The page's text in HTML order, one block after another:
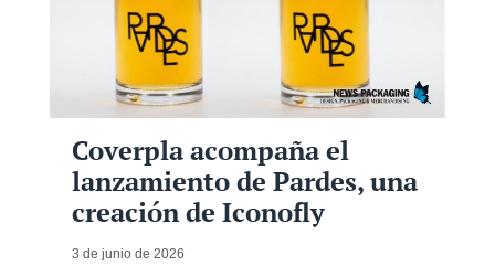
Coverpla acompaña el
lanzamiento de Pardes, una
creación de Iconofly
3 de junio de 2026